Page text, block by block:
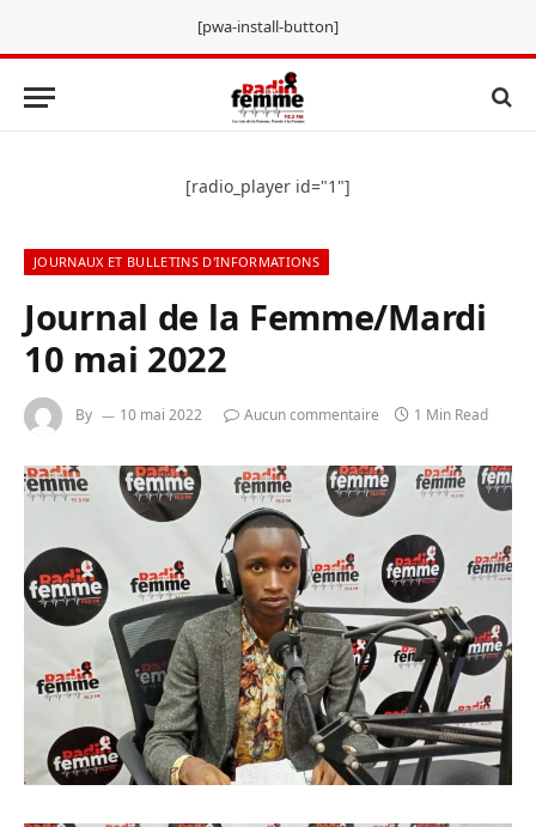
[pwa-install-button]
[radio_player id="1"]
JOURNAUX ET BULLETINS D'INFORMATIONS
Journal de la Femme/Mardi
10 mai 2022
By 10 mai 2022 Aucun commentaire 1 Min Read